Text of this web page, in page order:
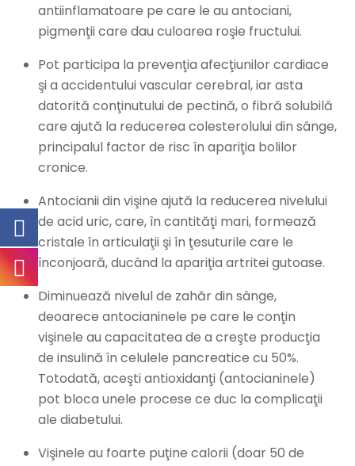
antiinflamatoare pe care le au antociani,
pigmenţii care dau culoarea roşie fructului.
Pot participa la prevenţia afecţiunilor cardiace
şi a accidentului vascular cerebral, iar asta
datorită conţinutului de pectină, o fibră solubilă
care ajută la reducerea colesterolului din sânge,
principalul factor de risc în apariţia bolilor
cronice.
Antocianii din vişine ajută la reducerea nivelului
de acid uric, care, în cantităţi mari, formează
cristale în articulaţii şi în ţesuturile care le
înconjoară, ducând la apariţia artritei gutoase.
Diminuează nivelul de zahăr din sânge,
deoarece antocianinele pe care le conţin
vişinele au capacitatea de a creşte producţia
de insulină în celulele pancreatice cu 50%.
Totodată, aceşti antioxidanţi (antocianinele)
pot bloca unele procese ce duc la complicaţii
ale diabetului.
Vişinele au foarte puţine calorii (doar 50 de